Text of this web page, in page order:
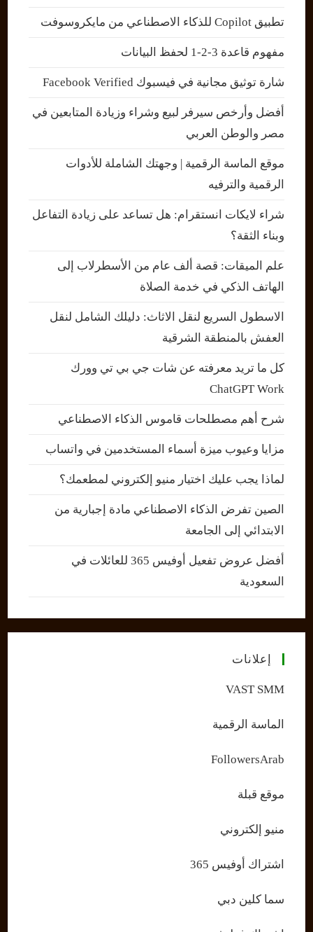
تطبيق Copilot للذكاء الاصطناعي من مايكروسوفت
مفهوم قاعدة 3-2-1 لحفظ البيانات
شارة توثيق مجانية في فيسبوك Facebook Verified
أفضل وأرخص سيرفر لبيع وشراء وزيادة المتابعين في
مصر والوطن العربي
موقع الماسة الرقمية | وجهتك الشاملة للأدوات
الرقمية والترفيه
شراء لايكات انستقرام: هل تساعد على زيادة التفاعل
وبناء الثقة؟
علم الميقات: قصة ألف عام من الأسطرلاب إلى
الهاتف الذكي في خدمة الصلاة
الاسطول السريع لنقل الاثاث: دليلك الشامل لنقل
العفش بالمنطقة الشرقية
كل ما تريد معرفته عن شات جي بي تي وورك
ChatGPT Work
شرح أهم مصطلحات قاموس الذكاء الاصطناعي
مزايا وعيوب ميزة أسماء المستخدمين في واتساب
لماذا يجب عليك اختيار منيو إلكتروني لمطعمك؟
الصين تفرض الذكاء الاصطناعي مادة إجبارية من
الابتدائي إلى الجامعة
أفضل عروض تفعيل أوفيس 365 للعائلات في
السعودية
إعلانات
VAST SMM
الماسة الرقمية
FollowersArab
موقع قبلة
منيو إلكتروني
اشتراك أوفيس 365
سما كلين دبي